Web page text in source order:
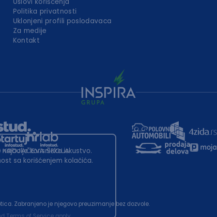
Uslovi korišćenja
Politika privatnosti
Uklonjeni profili poslodavaca
Za medije
Kontakt
Zabranjeno je njegovo preuzimanje bez dozvole.
korisničko iskustvo.
sa korišćenjem kolačića.